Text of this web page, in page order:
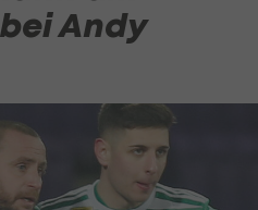
Andy